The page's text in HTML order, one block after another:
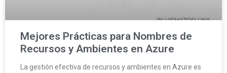
Mejores Prácticas para Nombres de
Recursos y Ambientes en Azure
La gestión efectiva de recursos y ambientes en Azure es